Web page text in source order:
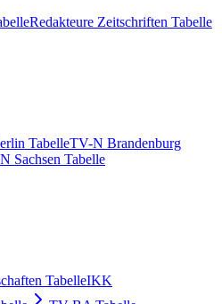
Redakteure Zeitschriften Tabelle
TabelleTV-N Brandenburg
Sachsen Tabelle
TabelleIKK